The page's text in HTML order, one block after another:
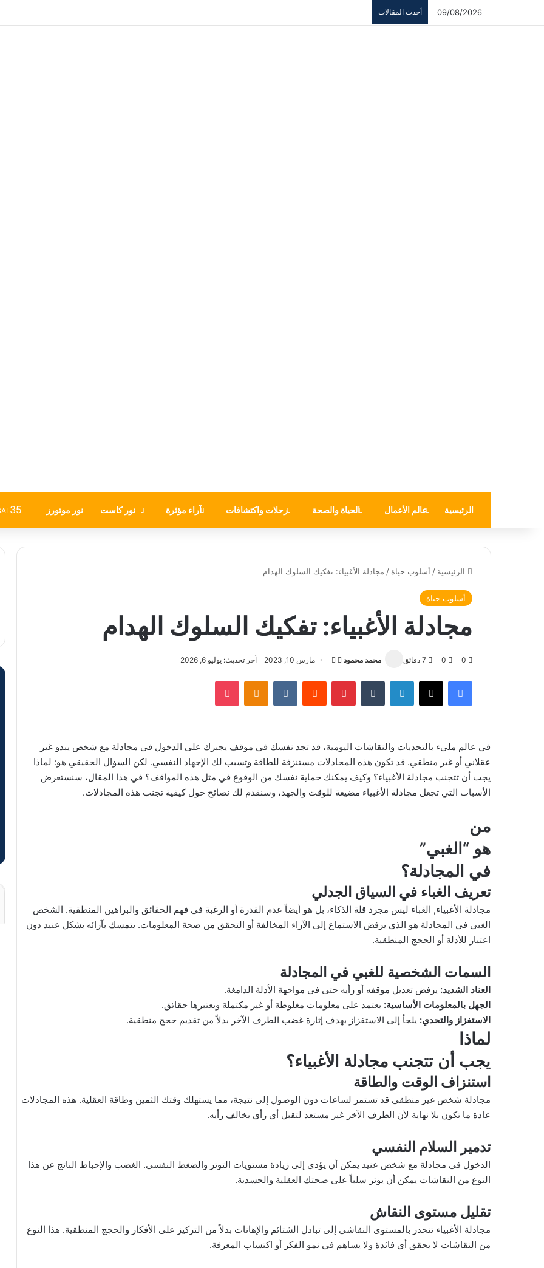
09/08/2026 أحدث المقالات
الرئيسية عالم الأعمال الحياة والصحة رحلات واكتشافات آراء مؤثرة نور كاست نور موتورز 35
الرئيسية / أسلوب حياة / مجادلة الأغبياء: تفكيك السلوك الهدام
أسلوب حياة
مجادلة الأغبياء: تفكيك السلوك الهدام
محمد محمود
ت
ع
ى
X
ل
ي
د
ا
إ
ي
ا
مارس 10, 2023 آخر تحديث: يوليو 6, 2026 0
0
فيسبوك لينكدإن بينتيريست
في عالم مليء بالتحديات والنقاشات اليومية، قد تجد نفسك في موقف يجبرك على الدخول في مجادلة مع شخص يبدو غير
عقلاني أو غير منطقي. قد تكون هذه المجادلات مستنزفة للطاقة وتسبب لك الإجهاد النفسي. لكن السؤال الحقيقي هو: لماذا
يجب أن تتجنب مجادلة الأغبياء؟ وكيف يمكنك حماية نفسك من الوقوع في مثل هذه المواقف؟ في هذا المقال، سنستعرض
الأسباب التي تجعل مجادلة الأغبياء مضيعة للوقت والجهد، وسنقدم لك نصائح حول كيفية تجنب هذه المجادلات.
من
هو “الغبي”
في المجادلة؟
تعريف الغباء في السياق الجدلي
مجادلة الأغبياء, الغباء ليس مجرد قلة الذكاء، بل هو أيضاً عدم القدرة أو الرغبة في فهم الحقائق والبراهين المنطقية. الشخص
الغبي في المجادلة هو الذي يرفض الاستماع إلى الآراء المخالفة أو التحقق من صحة المعلومات. يتمسك بآرائه بشكل عنيد دون
اعتبار للأدلة أو الحجج المنطقية.
السمات الشخصية للغبي في المجادلة
العناد الشديد: يرفض تعديل موقفه أو رأيه حتى في مواجهة الأدلة الدامغة.
الجهل بالمعلومات الأساسية: يعتمد على معلومات مغلوطة أو غير مكتملة ويعتبرها حقائق.
الاستفزاز والتحدي: يلجأ إلى الاستفزاز بهدف إثارة غضب الطرف الآخر بدلاً من تقديم حجج منطقية.
لماذا
يجب أن تتجنب مجادلة الأغبياء؟
استنزاف الوقت والطاقة
مجادلة شخص غير منطقي قد تستمر لساعات دون الوصول إلى نتيجة، مما يستهلك وقتك الثمين وطاقة العقلية. هذه المجادلات
عادة ما تكون بلا نهاية لأن الطرف الآخر غير مستعد لتقبل أي رأي يخالف رأيه.
تدمير السلام النفسي
الدخول في مجادلة مع شخص عنيد يمكن أن يؤدي إلى زيادة مستويات التوتر والضغط النفسي. الغضب والإحباط الناتج عن هذا
النوع من النقاشات يمكن أن يؤثر سلباً على صحتك العقلية والجسدية.
تقليل مستوى النقاش
مجادلة الأغبياء تنحدر بالمستوى النقاشي إلى تبادل الشتائم والإهانات بدلاً من التركيز على الأفكار والحجج المنطقية. هذا النوع
من النقاشات لا يحقق أي فائدة ولا يساهم في نمو الفكر أو اكتساب المعرفة.